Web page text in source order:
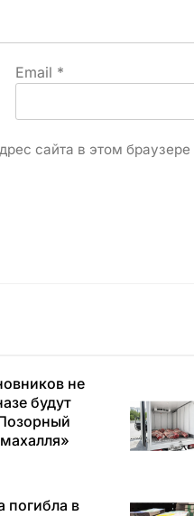
Email *
сайта в этом
не
будут
погибла в